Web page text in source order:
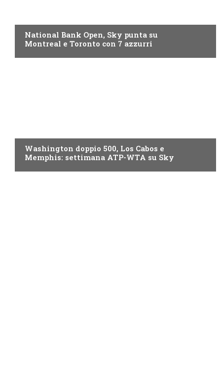
National Bank Open, Sky punta su
Montreal e Toronto con 7 azzurri
Washington doppio 500, Los Cabos e
Memphis: settimana ATP-WTA su Sky